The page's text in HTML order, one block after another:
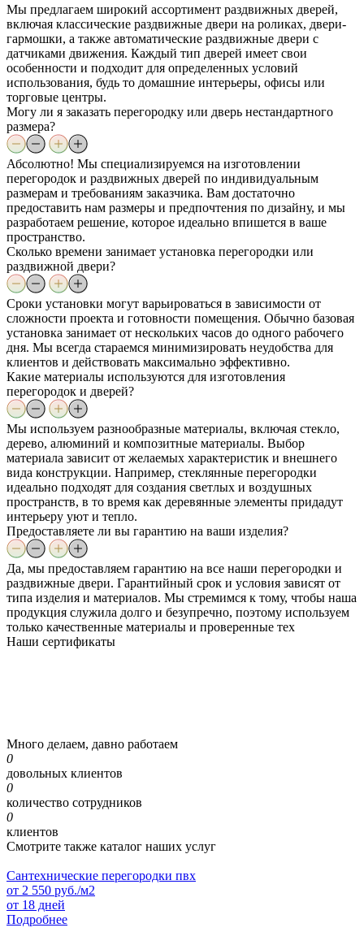
Мы предлагаем широкий ассортимент раздвижных дверей,
включая классические раздвижные двери на роликах, двери-
гармошки, а также автоматические раздвижные двери с
датчиками движения. Каждый тип дверей имеет свои
особенности и подходит для определенных условий
использования, будь то домашние интерьеры, офисы или
торговые центры.
Могу ли я заказать перегородку или дверь нестандартного
размера?
Абсолютно! Мы специализируемся на изготовлении
перегородок и раздвижных дверей по индивидуальным
размерам и требованиям заказчика. Вам достаточно
предоставить нам размеры и предпочтения по дизайну, и мы
разработаем решение, которое идеально впишется в ваше
пространство.
Сколько времени занимает установка перегородки или
раздвижной двери?
Сроки установки могут варьироваться в зависимости от
сложности проекта и готовности помещения. Обычно базовая
установка занимает от нескольких часов до одного рабочего
дня. Мы всегда стараемся минимизировать неудобства для
клиентов и действовать максимально эффективно.
Какие материалы используются для изготовления
перегородок и дверей?
Мы используем разнообразные материалы, включая стекло,
дерево, алюминий и композитные материалы. Выбор
материала зависит от желаемых характеристик и внешнего
вида конструкции. Например, стеклянные перегородки
идеально подходят для создания светлых и воздушных
пространств, в то время как деревянные элементы придадут
интерьеру уют и тепло.
Предоставляете ли вы гарантию на ваши изделия?
Да, мы предоставляем гарантию на все наши перегородки и
раздвижные двери. Гарантийный срок и условия зависят от
типа изделия и материалов. Мы стремимся к тому, чтобы наша
продукция служила долго и безупречно, поэтому используем
только качественные материалы и проверенные тех
Наши сертификаты
Много делаем, давно работаем
0
довольных клиентов
0
количество сотрудников
0
клиентов
Смотрите также каталог наших услуг
Сантехнические перегородки пвх
от 2 550 руб./м2
от 18 дней
Подробнее